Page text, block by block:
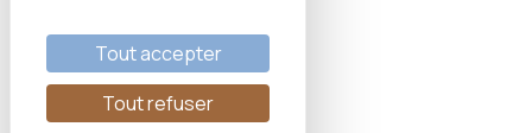
Tout accepter
Tout refuser